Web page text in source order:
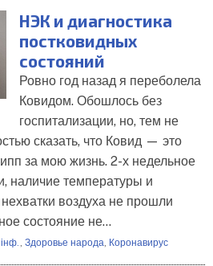
НЭК и диагностика
постковидных
состояний
Ровно год назад я переболела
Ковидом. Обошлось без
госпитализации, но, тем не
сказать, что Ковид — это
за мою жизнь. 2-х недельное
наличие температуры и
воздуха не прошли
состояние не…
, Здоровье народа, Коронавирус